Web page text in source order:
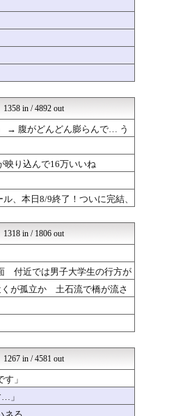
ュース反応まとめ
ブライブ！
ーマー遅報
お速報
スヌ〜ン
46まとめ 乃木りん...
らいふ -出会い・子...
あってもの申す！！
あじあ(･∀･)
速報
ト速報
‐女子アナ画像速報
1358 in / 4892 out
→ 腹がどんどん膨らんで… う
映り込んで16万いいね
、本日8/9終了！ついに完結、
1318 in / 1806 out
付近では男子大学生の行方が
が孤立か 土石流で橋が流さ
1267 in / 4581 out
」
」